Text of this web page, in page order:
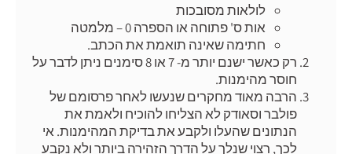
לולאות מסובכות
אות ס' פתוחה או הספרה 0 – מלמטה
חתימה שאינה תואמת את הכתב.
רק כאשר ישנם יותר מ- 7 או 8 סימנים ניתן לדבר על
חוסר מהימנות.
הרבה מאוד מחקרים שנעשו לאחר פרסומם של
פולבר וסאודק לא הצליחו להוכיח ולאמת את
הנתונים שהעלו ולקבע את בדיקת המהימנות. אי
לכך, רצוי שנלך על הדרך הזהירה ביותר ולא נקבע